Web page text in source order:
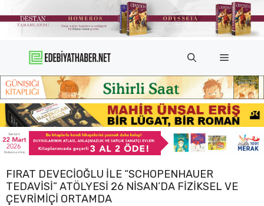
atla
Menü
FIRAT DEVECIOĞLU ILE “SCHOPENHAUER
TEDAVISI” ATÖLYESI 26 NISAN’DA FIZIKSEL VE
ÇEVRIMIÇI ORTAMDA